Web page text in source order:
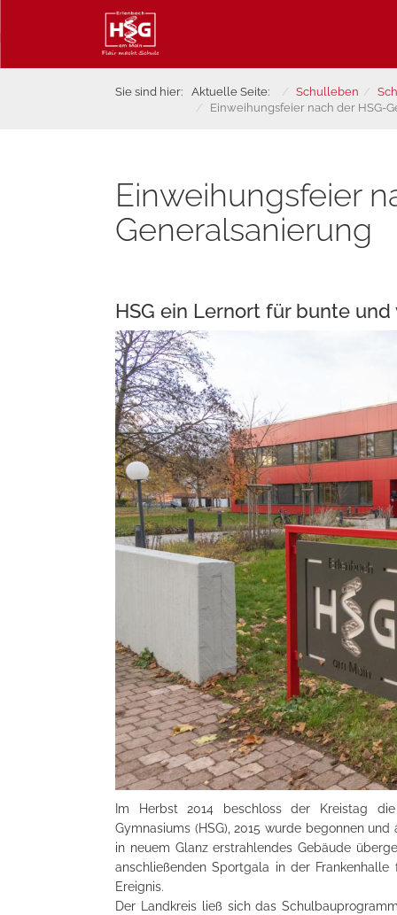
Sie sind hier: Aktuelle Seite: Schulleben
Einweihungsfeier nach der HSG-
Einweihungsfeier
Generalsanierung
HSG ein Lernort für bunte
Im Herbst 2014 beschloss der Kreistag die
Gymnasiums (HSG), 2015 wurde begonnen
in neuem Glanz erstrahlendes Gebäude
anschließenden Sportgala in der
Ereignis.
Der Landkreis ließ sich das